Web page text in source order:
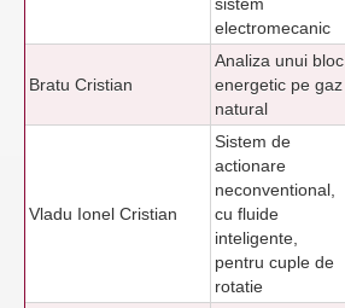
sistem
electromecanic
Bratu Cristian
Analiza unui bloc
energetic pe gaz
natural
Vladu Ionel Cristian
Sistem de
actionare
neconventional,
cu fluide
inteligente,
pentru cuple de
rotatie